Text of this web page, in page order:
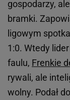
gospodarzy,
bramki.
ligowym
1:0. Wtedy
faulu, Frenkie
rywali, ale
wolny. Podał